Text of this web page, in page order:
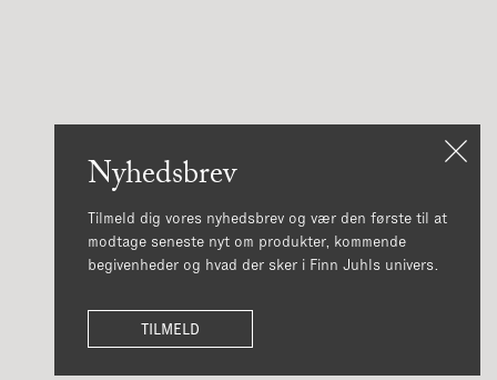
Nyhedsbrev
Tilmeld dig vores nyhedsbrev og vær den første til at
modtage seneste nyt om produkter, kommende
begivenheder og hvad der sker i Finn Juhls univers.
TILMELD